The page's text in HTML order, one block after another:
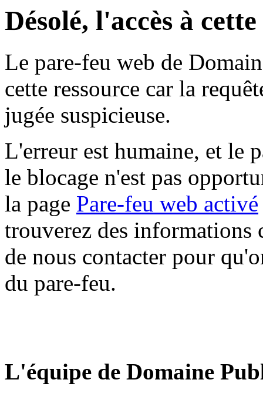
Désolé, l'accès à
Le pare-feu web de
cette ressource car la
jugée suspicieuse.
L'erreur est humaine, et le
le blocage n'est pas
la page Pare-feu web activé
trouverez des informations
de nous contacter pour
du pare-feu.
L'équipe de Domaine